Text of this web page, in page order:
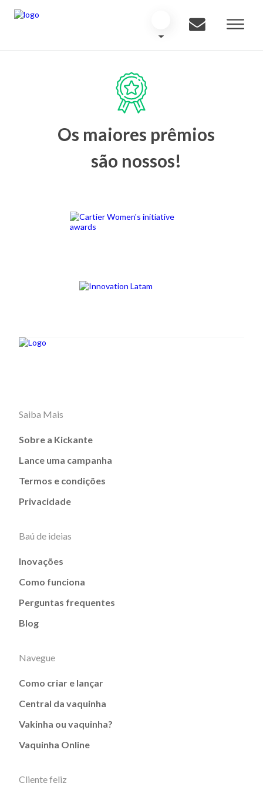
Os maiores prêmios
são nossos!
Saiba Mais
Sobre a Kickante
Lance uma campanha
Termos e condições
Privacidade
Baú de ideias
Inovações
Como funciona
Perguntas frequentes
Blog
Navegue
Como criar e lançar
Central da vaquinha
Vakinha ou vaquinha?
Vaquinha Online
Cliente feliz